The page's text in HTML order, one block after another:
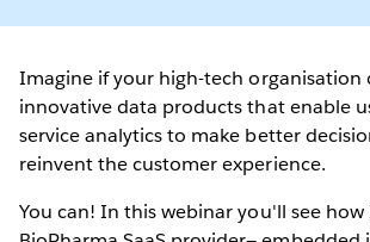
Imagine if your high-tech organisation
innovative data products that enable
service analytics to make better
reinvent the customer experience.
You can! In this webinar you'll see how